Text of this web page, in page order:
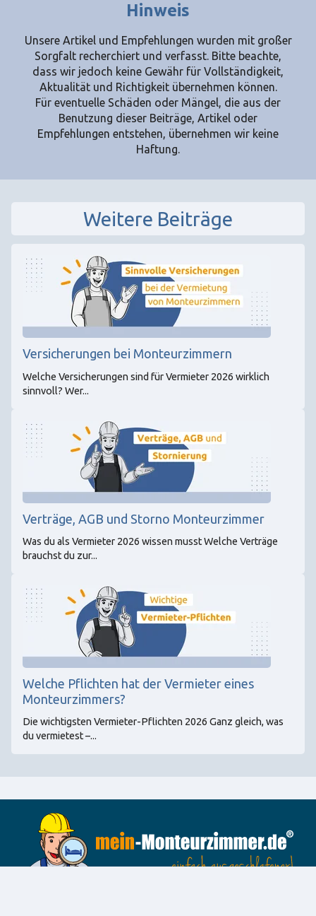
Hinweis
Unsere Artikel und Empfehlungen wurden mit großer
Sorgfalt recherchiert und verfasst. Bitte beachte,
dass wir jedoch keine Gewähr für Vollständigkeit,
Aktualität und Richtigkeit übernehmen können.
Für eventuelle Schäden oder Mängel, die aus der
Benutzung dieser Beiträge, Artikel oder
Empfehlungen entstehen, übernehmen wir keine
Haftung.
Weitere Beiträge
Versicherungen bei Monteurzimmern
Welche Versicherungen sind für Vermieter 2026 wirklich
sinnvoll? Wer...
Verträge, AGB und Storno Monteurzimmer
Was du als Vermieter 2026 wissen musst Welche Verträge
brauchst du zur...
Welche Pflichten hat der Vermieter eines
Monteurzimmers?
Die wichtigsten Vermieter-Pflichten 2026 Ganz gleich, was
du vermietest –...